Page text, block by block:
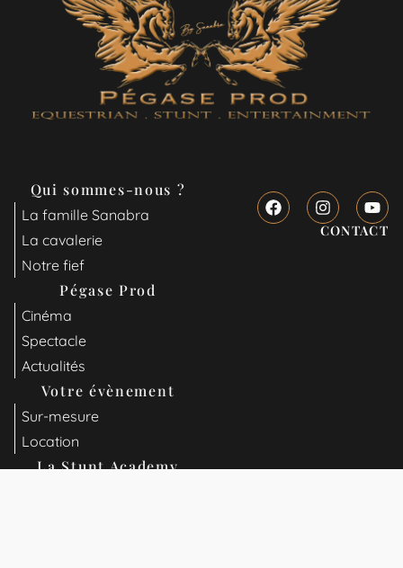
Qui sommes-nous ?
La famille Sanabra
La cavalerie
Notre fief
Pégase Prod
Cinéma
Spectacle
Actualités
Votre évènement
Sur-mesure
Location
La Stunt Academy
CONTACT